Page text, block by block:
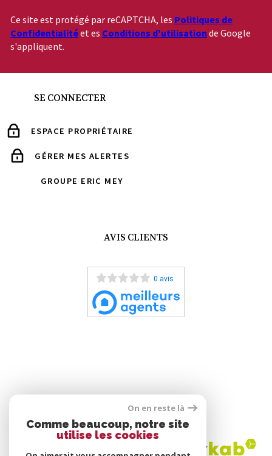
Ce site est protégé par reCAPTCHA, les Politiques de
Confidentialitéet es Conditions d'utilisation de Google
s'appliquent.
SE CONNECTER
ESPACE PROPRIÉTAIRE
GÉRER MES ALERTES
GROUPE ERIC MEY
AVIS CLIENTS
0 avis
ADHÉRENTS
On en reste là
Comme beaucoup, notre site
utilise les cookies